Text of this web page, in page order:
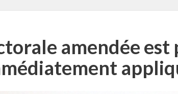
amendée est